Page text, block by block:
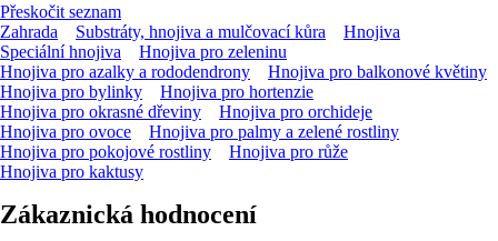
Přeskočit seznam
Zahrada
Substráty, hnojiva a mulčovací kůra
Hnojiva
Speciální hnojiva
Hnojiva pro zeleninu
Hnojiva pro azalky a rododendrony
Hnojiva pro balkonové květiny
Hnojiva pro bylinky
Hnojiva pro hortenzie
Hnojiva pro okrasné dřeviny
Hnojiva pro orchideje
Hnojiva pro ovoce
Hnojiva pro palmy a zelené rostliny
Hnojiva pro pokojové rostliny
Hnojiva pro růže
Hnojiva pro kaktusy
Zákaznická hodnocení